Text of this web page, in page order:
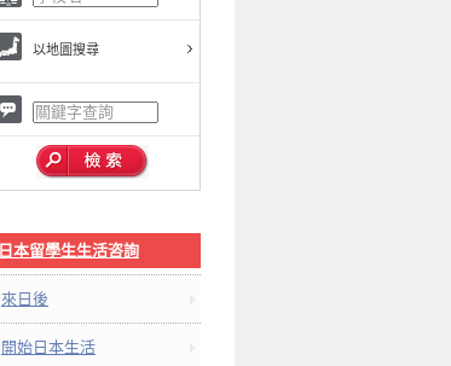
以地圖搜尋
日本留學生生活咨詢
來日後
開始日本生活